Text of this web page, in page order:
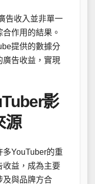
告收入並非單一
作用的結果。
提供的數據分
廣告收益，實現
影
源
多YouTuber的重
收益，成為主要
及與品牌方合